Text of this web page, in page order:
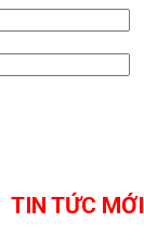
TIN TỨC MỚI